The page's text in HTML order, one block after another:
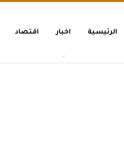
الرئيسية اخبار اقتصاد